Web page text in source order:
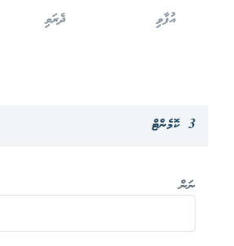
އުފާވި ދެރަވި
3 ކޮމެންޓް
ނަން